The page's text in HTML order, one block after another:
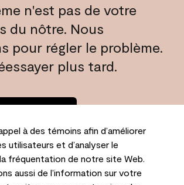
à des témoins afin d’améliorer
utilisateurs et d’analyser le
fréquentation de notre site Web.
aussi de l’information sur votre
n'est pas de votre
du nôtre. Nous
pour régler le problème.
plus tard.